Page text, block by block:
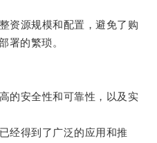
源规模和配置，避免了购
署的繁琐。
安全性和可靠性，以及实
得到了广泛的应用和推